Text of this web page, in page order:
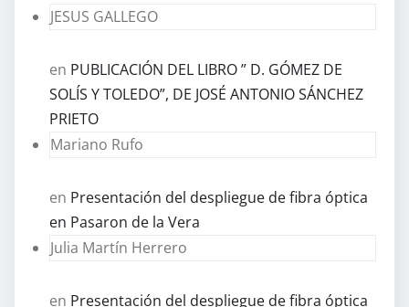
JESUS GALLEGO
en PUBLICACIÓN DEL LIBRO ” D. GÓMEZ DE
SOLÍS Y TOLEDO”, DE JOSÉ ANTONIO SÁNCHEZ
PRIETO
Mariano Rufo
en Presentación del despliegue de fibra óptica
en Pasaron de la Vera
Julia Martín Herrero
en Presentación del despliegue de fibra óptica